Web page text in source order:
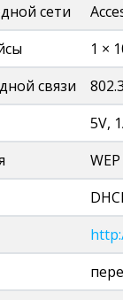
сети
1 ×
связи
5V,